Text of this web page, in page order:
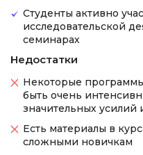
Студенты активно
исследовательской
семинарах
Недостатки
Некоторые
быть очень
значительных усилий
Есть материалы в
сложными новичкам